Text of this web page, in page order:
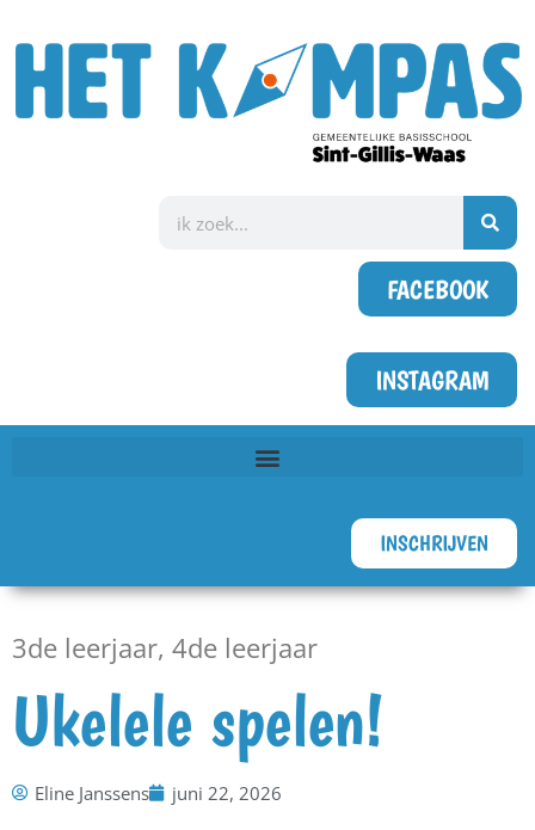
FACEBOOK
INSTAGRAM
INSCHRIJVEN
3de leerjaar, 4de leerjaar
Ukelele spelen!
Eline Janssens juni 22, 2026